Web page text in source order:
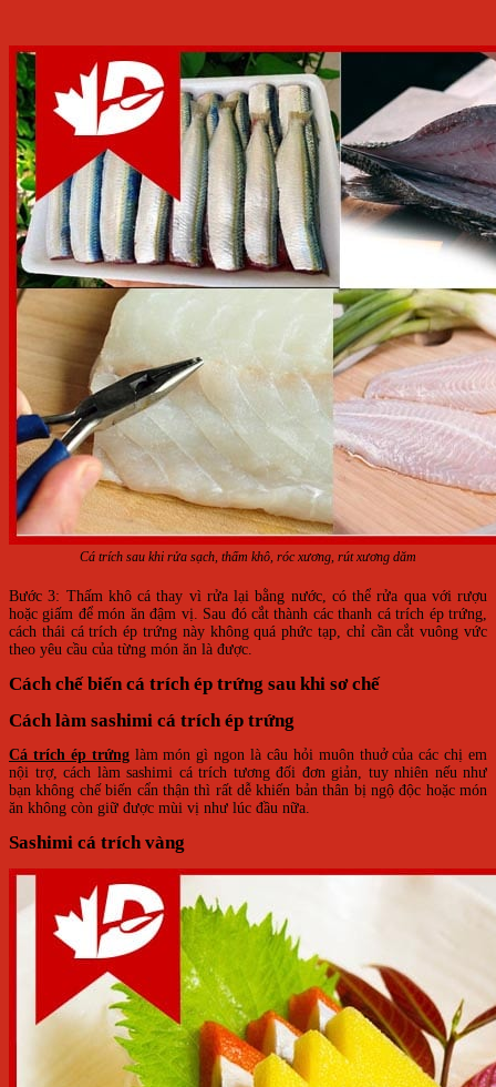
Cá trích sau khi rửa sạch, thấm khô, róc xương, rút xương dăm
Bước 3: Thấm khô cá thay vì rửa lại bằng nước, có thể rửa qua với rượu
hoặc giấm để món ăn đậm vị. Sau đó cắt thành các thanh cá trích ép trứng,
cách thái cá trích ép trứng này không quá phức tạp, chỉ cần cắt vuông vức
theo yêu cầu của từng món ăn là được.
Cách chế biến cá trích ép trứng sau khi sơ chế
Cách làm sashimi cá trích ép trứng
Cá trích ép trứnglàm món gì ngon là câu hỏi muôn thuở của các chị em
nội trợ, cách làm sashimi cá trích tương đối đơn giản, tuy nhiên nếu như
bạn không chế biến cẩn thận thì rất dễ khiến bản thân bị ngộ độc hoặc món
ăn không còn giữ được mùi vị như lúc đầu nữa.
Sashimi cá trích vàng